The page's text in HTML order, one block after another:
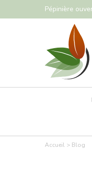
Pépinière
Accueil Blog